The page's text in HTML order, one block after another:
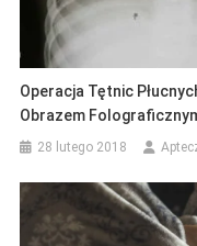
Operacja Tętnic
Obrazem
28 lutego 2018